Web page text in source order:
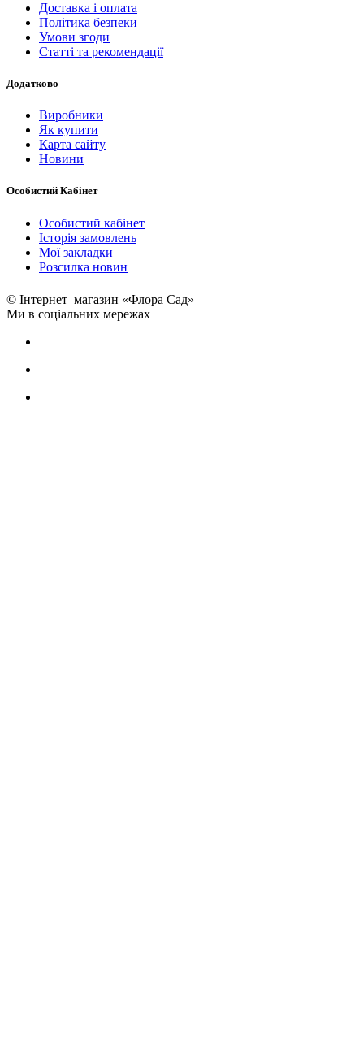
Доставка і оплата
Політика безпеки
Умови згоди
Статті та рекомендації
Додатково
Виробники
Як купити
Карта сайту
Новини
Особистий Кабінет
Особистий кабінет
Історія замовлень
Мої закладки
Розсилка новин
© Інтернет–магазин «Флора Сад»
Ми в соціальних мережах